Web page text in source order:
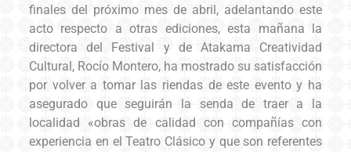
finales del próximo mes de abril, adelantando este
acto respecto a otras ediciones, esta mañana la
directora del Festival y de Atakama Creatividad
Cultural, Rocío Montero, ha mostrado su satisfacción
por volver a tomar las riendas de este evento y ha
asegurado que seguirán la senda de traer a la
localidad «obras de calidad con compañías con
experiencia en el Teatro Clásico y que son referentes